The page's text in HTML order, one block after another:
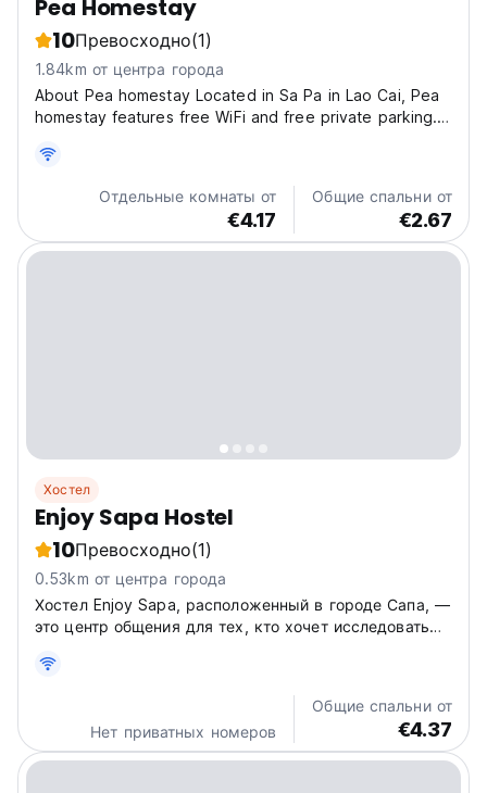
Pea Homestay
10Превосходно(1)
1.84km от центра города
About Pea homestay Located in Sa Pa in Lao Cai, Pea
homestay features free WiFi and free private parking.
homestay is 7.6 km from Fansipan Cable Car Station
and 2.6 km from Sa Pa Lake. Accommodation Rest...
Отдельные комнаты от
€4.17
Общие спальни от
€2.67
Хостел
Enjoy Sapa Hostel
10Превосходно(1)
0.53km от центра города
Хостел Enjoy Sapa, расположенный в городе Сапа, —
это центр общения для тех, кто хочет исследовать
террасам и вершине Фансипан и погрузитесь в
местную культуру. (Auto-translated from original
Нет приватных номеров
Общие спальни от
€4.37